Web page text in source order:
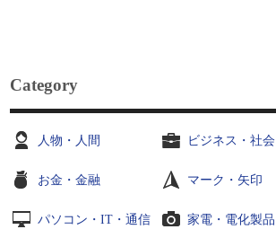
Category
人物・人間 ビジネス・社会
お金・金融 マーク・矢印
パソコン・IT・通信 家電・電化製品